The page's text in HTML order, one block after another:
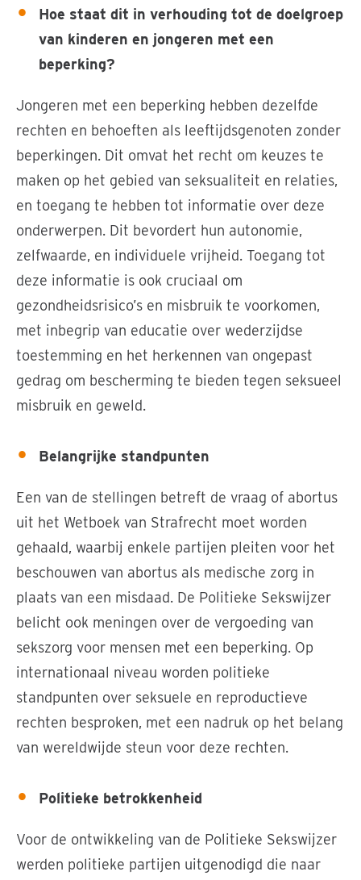
Hoe staat dit in verhouding tot de doelgroep
van kinderen en jongeren met een
beperking?
Jongeren met een beperking hebben dezelfde
rechten en behoeften als leeftijdsgenoten zonder
beperkingen. Dit omvat het recht om keuzes te
maken op het gebied van seksualiteit en relaties,
en toegang te hebben tot informatie over deze
onderwerpen. Dit bevordert hun autonomie,
zelfwaarde, en individuele vrijheid. Toegang tot
deze informatie is ook cruciaal om
gezondheidsrisico’s en misbruik te voorkomen,
met inbegrip van educatie over wederzijdse
toestemming en het herkennen van ongepast
gedrag om bescherming te bieden tegen seksueel
misbruik en geweld.
Belangrijke standpunten
Een van de stellingen betreft de vraag of abortus
uit het Wetboek van Strafrecht moet worden
gehaald, waarbij enkele partijen pleiten voor het
beschouwen van abortus als medische zorg in
plaats van een misdaad. De Politieke Sekswijzer
belicht ook meningen over de vergoeding van
sekszorg voor mensen met een beperking. Op
internationaal niveau worden politieke
standpunten over seksuele en reproductieve
rechten besproken, met een nadruk op het belang
van wereldwijde steun voor deze rechten.
Politieke betrokkenheid
Voor de ontwikkeling van de Politieke Sekswijzer
werden politieke partijen uitgenodigd die naar